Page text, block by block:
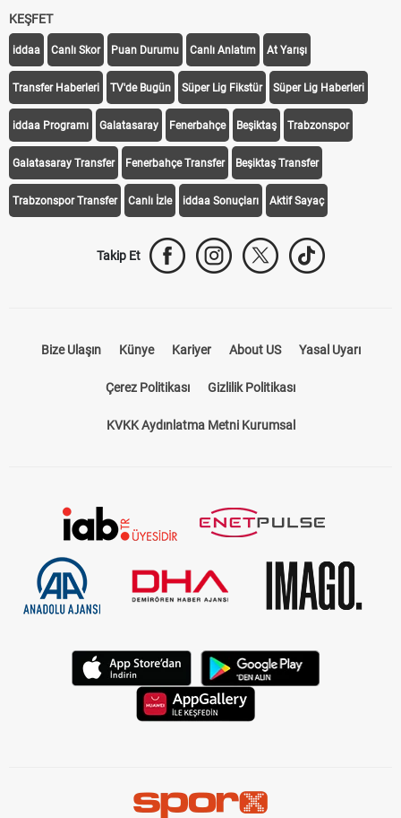
KEŞFET
iddaa Canlı Skor Puan Durumu Canlı Anlatım At Yarışı
Transfer Haberleri TV'de Bugün Süper Lig Fikstür Süper Lig Haberleri
iddaa Programı Galatasaray Fenerbahçe Beşiktaş Trabzonspor
Galatasaray Transfer Fenerbahçe Transfer Beşiktaş Transfer
Trabzonspor Transfer Canlı İzle iddaa Sonuçları Aktif Sayaç
Takip Et
Bize Ulaşın Künye Kariyer About US Yasal Uyarı
Çerez Politikası Gizlilik Politikası
KVKK Aydınlatma Metni Kurumsal